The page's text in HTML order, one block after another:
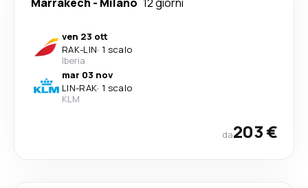
ven 23 ott
RAK-LIN· 1 scalo
Iberia
mar 03 nov
LIN-RAK· 1 scalo
KLM
da203 €